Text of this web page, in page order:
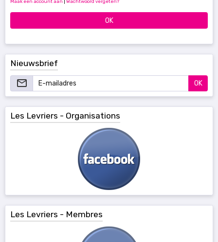
Maak een account aan Wachtwoord vergeten?
OK
Nieuwsbrief
OK
Les Levriers - Organisations
Les Levriers - Membres